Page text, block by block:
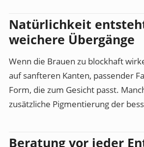
Natürlichkeit
weichere Übergänge
Wenn die Brauen zu blockhaft
auf sanfteren Kanten, passender
Form, die zum Gesicht passt.
zusätzliche Pigmentierung der
Beratung vor jeder